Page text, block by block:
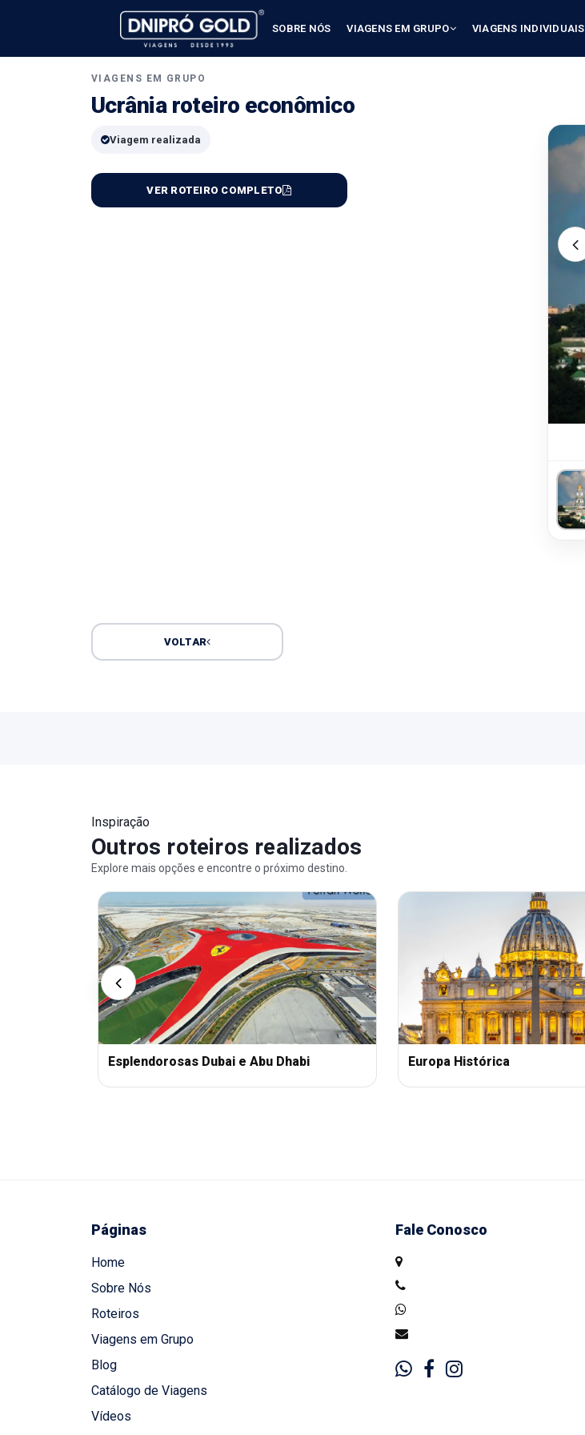
SOBRE NÓS VIAGENS EM GRUPO VIAGENS INDIVIDUAIS
VIAGENS EM GRUPO
Ucrânia roteiro econômico
Viagem realizada
VER ROTEIRO COMPLETO
VOLTAR
Inspiração
Outros roteiros realizados
Explore mais opções e encontre o próximo destino.
Esplendorosas Dubai e Abu Dhabi Europa Histórica
Páginas
Home
Sobre Nós
Roteiros
Viagens em Grupo
Blog
Catálogo de Viagens
Vídeos
Fale Conosco